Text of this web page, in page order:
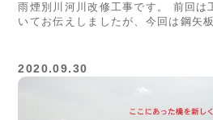
雨煙別川河川改修工事です。 前回は工事概要や周辺環境につ
いてお伝えしましたが、今回は鋼矢
2020.09.30